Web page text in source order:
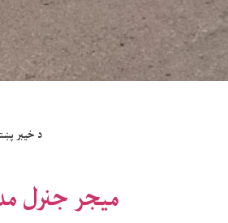
د خیبر
میجر جنرل